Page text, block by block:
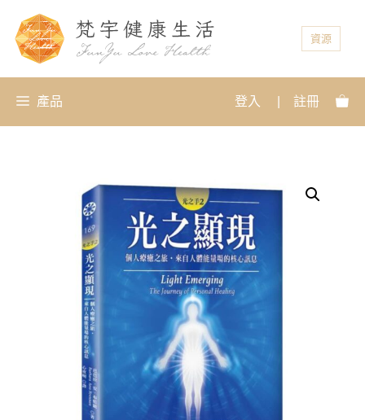
資源
產品 登入 註冊